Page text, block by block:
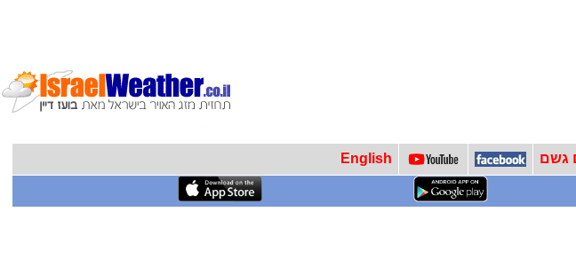
גשם English